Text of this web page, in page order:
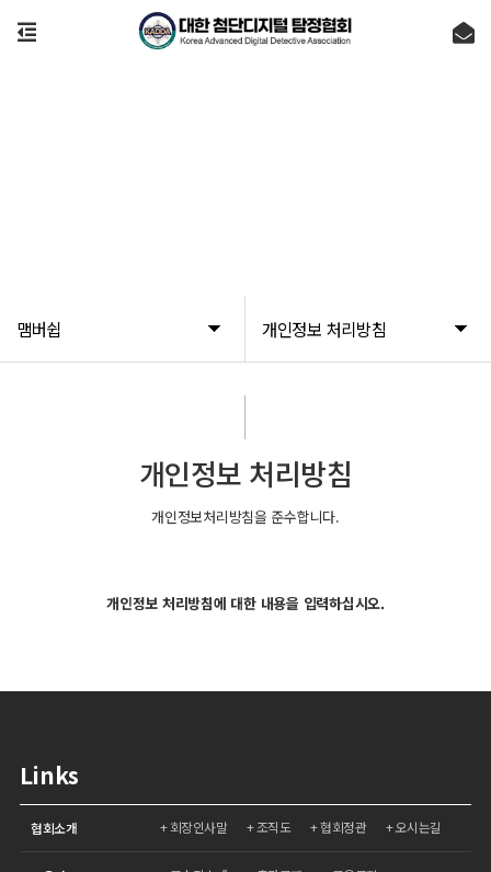
맴버쉽 개인정보 처리방침
개인정보 처리방침
개인정보처리방침을 준수합니다.
개인정보 처리방침에 대한 내용을 입력하십시오.
Links
협회소개 회장인사말 조직도 협회정관 오시는길